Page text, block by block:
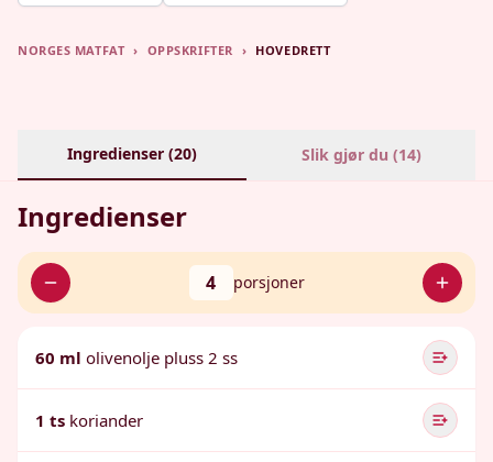
NORGES MATFAT › OPPSKRIFTER › HOVEDRETT
Ingredienser (20) Slik gjør du (14)
Ingredienser
4 porsjoner
60 ml olivenolje pluss 2 ss
1 ts koriander